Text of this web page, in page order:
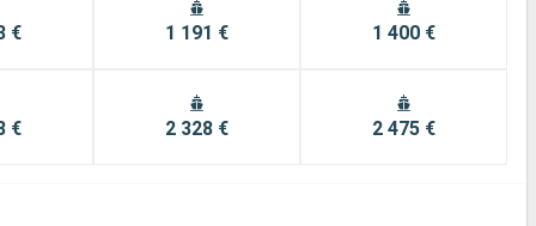
€
€
1 191 €
2 328 €
1 400 €
2 475 €